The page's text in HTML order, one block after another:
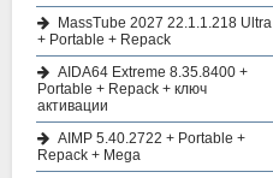
MassTube 2027 22.1.1.218 Ultra
+ Portable + Repack
AIDA64 Extreme 8.35.8400 +
Portable + Repack + ключ
активации
AIMP 5.40.2722 + Portable +
Repack + Mega